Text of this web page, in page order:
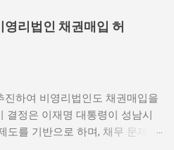
리법인 채권매입 허
하여 비영리법인도 채권매입을
결정은 이재명 대통령이 성남시
도를 기반으로 하며, 채무 문제 해